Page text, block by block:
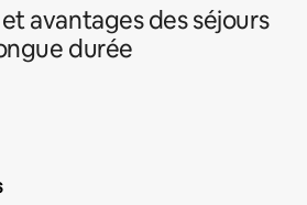
avantages des séjours
durée